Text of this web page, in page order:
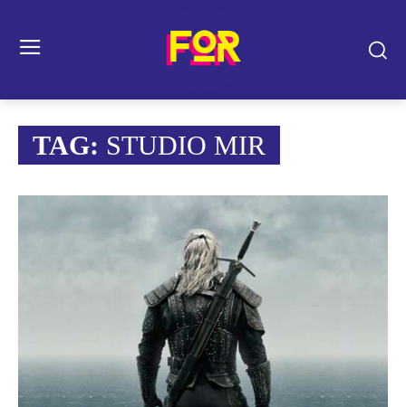
TAG: STUDIO MIR